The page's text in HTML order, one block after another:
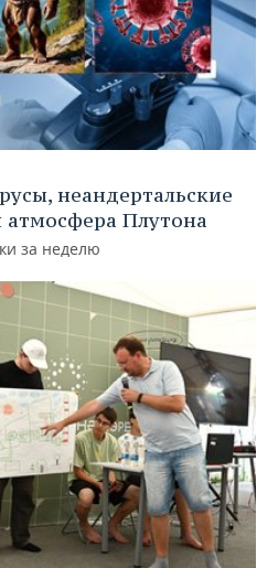
неандертальские
Плутона
за неделю